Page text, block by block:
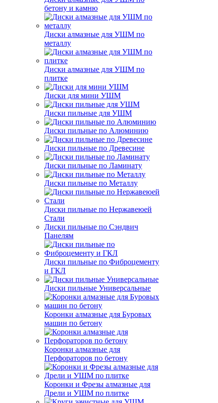
бетону и камню
Диски алмазные для УШМ по
металлу
Диски алмазные для УШМ по
плитке
Диски для мини УШМ
Диски пильные для УШМ
Диски пильные по Алюминию
Диски пильные по Древесине
Диски пильные по Ламинату
Диски пильные по Металлу
Диски пильные по Нержавеюей
Стали
Диски пильные по Сэндвич
Панелям
Диски пильные по Фиброцементу
и ГКЛ
Диски пильные Универсальные
Коронки алмазные для Буровых
машин по бетону
Коронки алмазные для
Перфораторов по бетону
Коронки и Фрезы алмазные для
Дрели и УШМ по плитке